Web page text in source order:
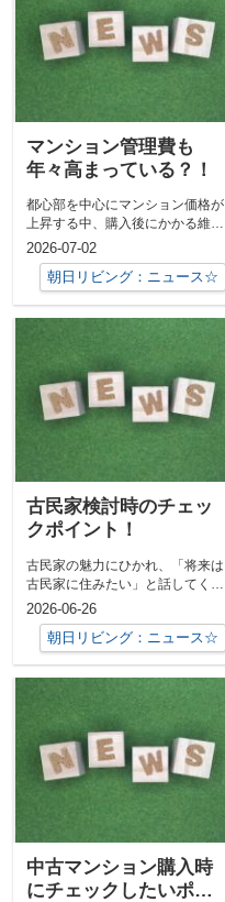
マンション管理費も
年々高まっている？！
都心部を中心にマンション価格が
上昇する中、購入後にかかる維持
費用も急速に膨らんでいるようで
す。管理費...
2026-07-02
朝日リビング：ニュース☆
古民家検討時のチェッ
クポイント！
古民家の魅力にひかれ、「将来は
古民家に住みたい」と話してくれ
た20代の方と知り合いました。注
意点を簡...
2026-06-26
朝日リビング：ニュース☆
中古マンション購入時
にチェックしたいポイ